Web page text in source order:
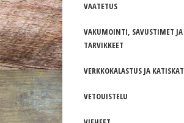
VAATETUS
VAKUMOINTI, SAVUSTIMET JA
TARVIKKEET
VERKKOKALASTUS JA KATISKAT
VETOUISTELU